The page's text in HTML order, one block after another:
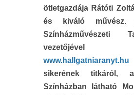
ötletgazdája Rátóti
és kiváló művész.
Színházművészeti
www.hallgatniaranyt.hu
sikerének titkáról,
Színházban látható